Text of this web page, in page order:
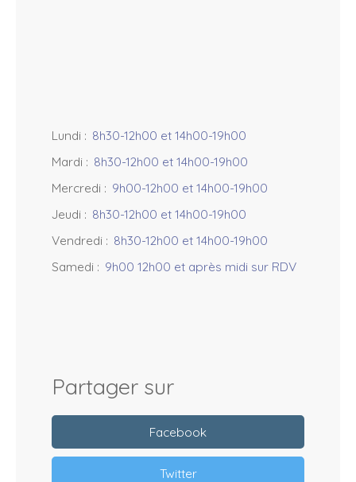
Lundi : 8h30-12h00 et 14h00-19h00
Mardi : 8h30-12h00 et 14h00-19h00
Mercredi : 9h00-12h00 et 14h00-19h00
Jeudi : 8h30-12h00 et 14h00-19h00
Vendredi : 8h30-12h00 et 14h00-19h00
Samedi : 9h00 12h00 et après midi sur RDV
Partager sur
Facebook
Twitter